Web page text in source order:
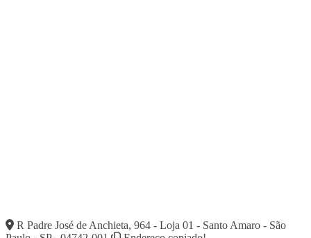
R Padre José de Anchieta, 964 - Loja 01 - Santo Amaro - São